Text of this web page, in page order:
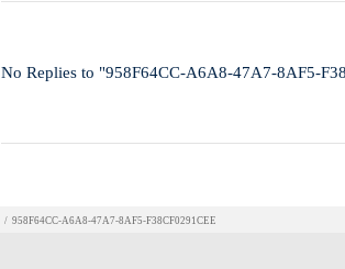
No Replies to "958F64CC-A6A8-47A7-8AF5-
/ 958F64CC-A6A8-47A7-8AF5-F38CF0291CEE